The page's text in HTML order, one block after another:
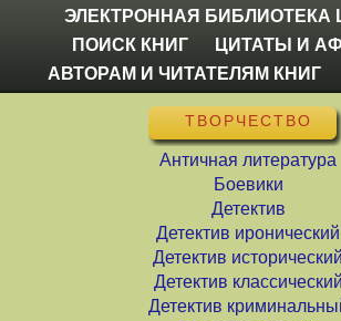
ЭЛЕКТРОННАЯ БИБЛИОТЕКА
ПОИСК КНИГ
ЦИТАТЫ И
АВТОРАМ И ЧИТАТЕЛЯМ КНИГ
ТВОРЧЕСТВО
Античная литература
Боевики
Детектив
Детектив иронический
Детектив исторический
Детектив классический
Детектив